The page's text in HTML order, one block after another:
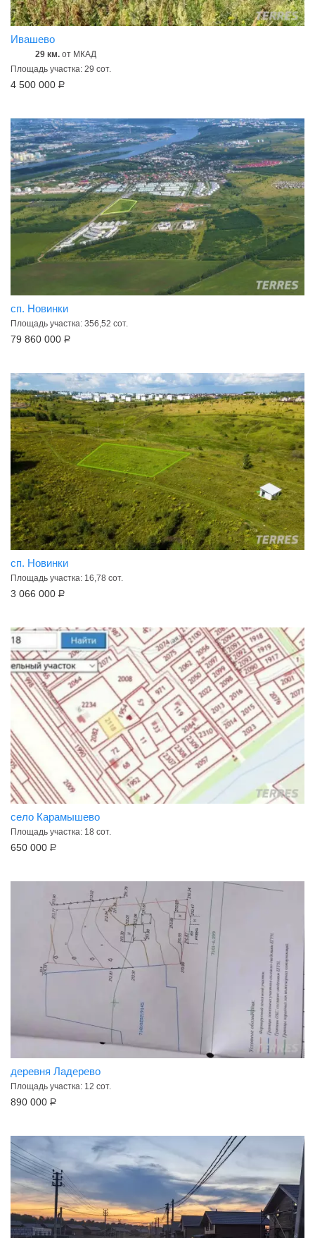
Ивашево
29 км. от МКАД
Площадь участка: 29 сот.
4 500 000 Р
сп. Новинки
Площадь участка: 356,52 сот.
79 860 000 Р
сп. Новинки
Площадь участка: 16,78 сот.
3 066 000 Р
село Карамышево
Площадь участка: 18 сот.
650 000 Р
деревня Ладерево
Площадь участка: 12 сот.
890 000 Р